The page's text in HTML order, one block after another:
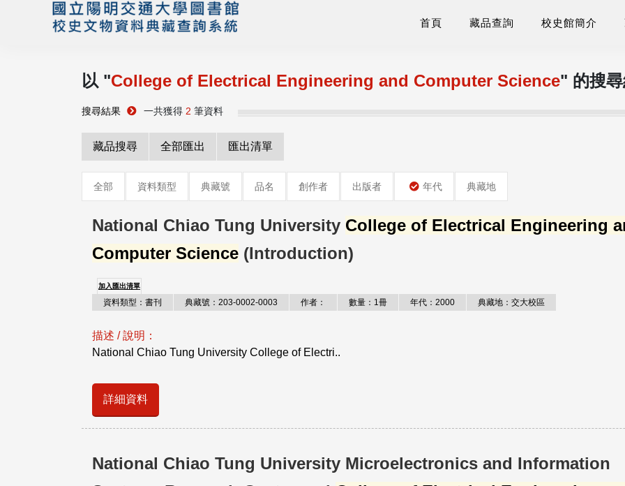
首頁 藏品查詢 校史館簡介
以 "College of Electrical Engineering and Computer Science" 的搜
搜尋結果 一共獲得 2 筆資料
藏品搜尋 全部匯出 匯出清單
全部 資料類型 典藏號 品名 創作者 出版者 年代 典藏地
National Chiao Tung University College of Electrical Engineering
Computer Science (Introduction)
加入匯出清單
資料類型：書刊 典藏號：203-0002-0003 作者： 數量：1冊 年代：2000 典藏地：交大校區
描述 / 說明：
National Chiao Tung University College of Electri..
詳細資料
National Chiao Tung University Microelectronics and Information